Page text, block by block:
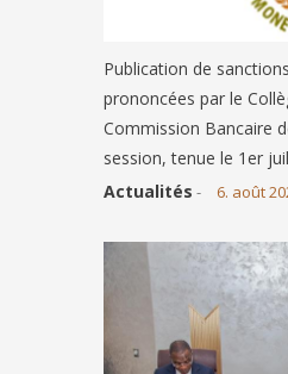
Publication de
prononcées par le
Commission Bancaire
session, tenue le 1er
Actualités - 6. août